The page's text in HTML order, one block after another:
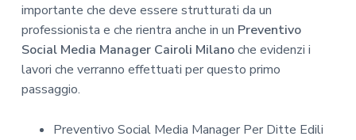
importante che deve essere strutturati da un
professionista e che rientra anche in un Preventivo
Social Media Manager Cairoli Milanoche evidenzi i
lavori che verranno effettuati per questo primo
passaggio.
Preventivo Social Media Manager Per Ditte Edili